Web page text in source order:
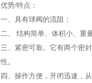
优势/特点：
一、具有球阀的流阻；
二、 结构简单、体积小、重
三、紧密可靠。它有两个密
性。
四、操作方便，开闭迅速，